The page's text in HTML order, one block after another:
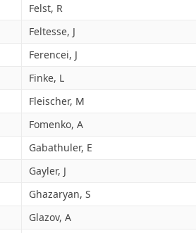
Felst, R
Feltesse, J
Ferencei, J
Finke, L
Fleischer, M
Fomenko, A
Gabathuler, E
Gayler, J
Ghazaryan, S
Glazov, A